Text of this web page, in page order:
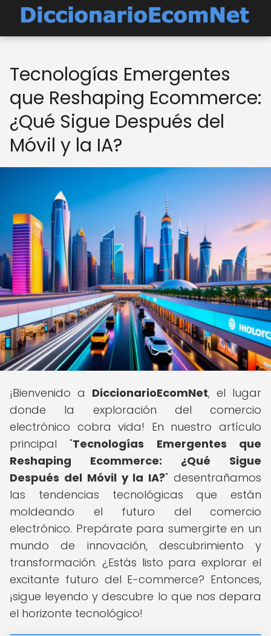
Tecnologías Emergentes
que Reshaping Ecommerce:
¿Qué Sigue Después del
Móvil y la IA?
¡Bienvenido a DiccionarioEcomNet, el lugar
donde la exploración del comercio
electrónico cobra vida! En nuestro artículo
principal "Tecnologías Emergentes que
Reshaping Ecommerce: ¿Qué Sigue
Después del Móvil y la IA?" desentrañamos
las tendencias tecnológicas que están
moldeando el futuro del comercio
electrónico. Prepárate para sumergirte en un
mundo de innovación, descubrimiento y
transformación. ¿Estás listo para explorar el
excitante futuro del E-commerce? Entonces,
¡sigue leyendo y descubre lo que nos depara
el horizonte tecnológico!